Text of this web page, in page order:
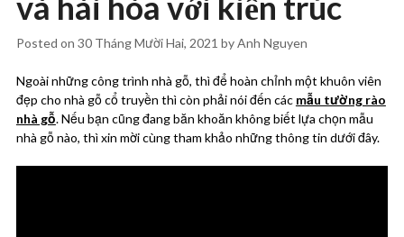
Posted on 30 Tháng Mười Hai, 2021 byAnh Nguyen
Ngoài những công trình nhà gỗ, thì để hoàn chỉnh một khuôn viên
đẹp cho nhà gỗ cổ truyền thì còn phải nói đến các mẫu tường rào
nhà gỗ. Nếu bạn cũng đang băn khoăn không biết lựa chọn mẫu
nhà gỗ nào, thì xin mời cùng tham khảo những thông tin dưới đây.